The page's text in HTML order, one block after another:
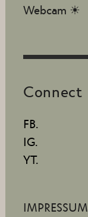
Webcam ☀
Connect
FB.
IG.
YT.
IMPRESSUM